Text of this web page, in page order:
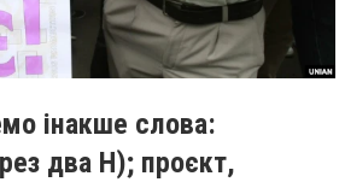
інакше слова:
два Н); проєкт,